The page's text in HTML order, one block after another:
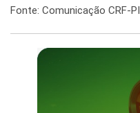
Fonte: Comunicação CRF-PI